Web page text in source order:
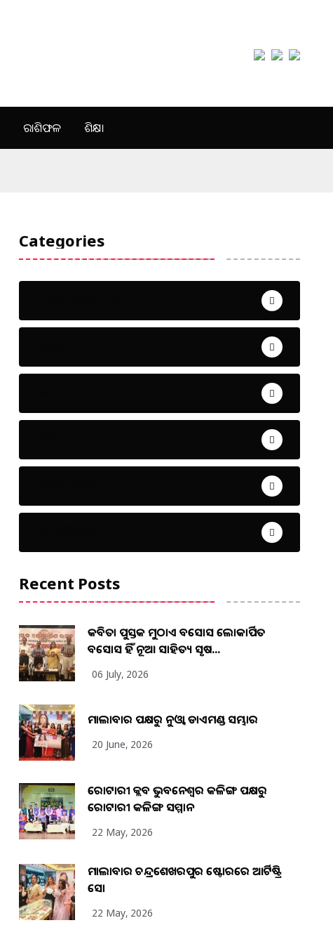
ରାଶିଫଳ ଶିକ୍ଷା
Categories
Recent Posts
କବିତା ପୁସ୍ତକ ମୁଠାଏ ଅବସୋସ ଲୋକାର୍ପିତ
ଅବସୋସ ହିଁ ନୂଆ ସାହିତ୍ୟ ସୃଷ...
06 July, 2026
ମାଲାବାର ପକ୍ଷରୁ ନୁଓ୍ବା ଡାଏମଣ୍ଡ ସମ୍ଭାର
20 June, 2026
ରୋଟାରୀ କ୍ଲବ ଭୁବନେଶ୍ୱର କଳିଙ୍ଗ ପକ୍ଷରୁ
ରୋଟାରୀ କଳିଙ୍ଗ ସମ୍ମାନ
22 May, 2026
ମାଲାବାର ଚନ୍ଦ୍ରଶେଖରପୁର ଷ୍ଟୋରରେ ଆର୍ଟିଷ୍ଟ୍ରି
ସୋ
22 May, 2026